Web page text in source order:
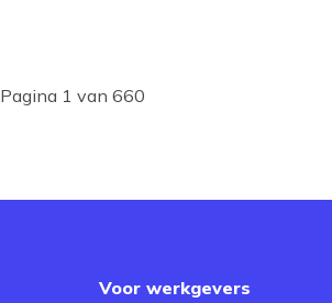
Pagina 1 van 660
Voor werkgevers